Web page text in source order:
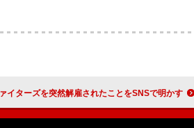
シュ・フリーズ、フー・ファイターズを突然解雇されたことをSNSで明かす